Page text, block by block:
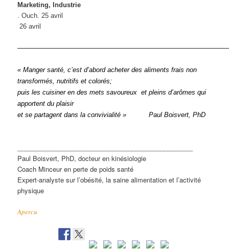
Marketing, Industrie
. Ouch. 25 avril
26 avril
« Manger santé, c’est d’abord acheter des aliments frais non
transformés, nutritifs et colorés;
puis les cuisiner en des mets savoureux et pleins d’arômes qui
apportent du plaisir
et se partagent dans la convivialité » Paul Boisvert, PhD
Paul Boisvert, PhD, docteur en kinésiologie
Coach Minceur en perte de poids santé
Expert-analyste sur l’obésité, la saine alimentation et l’activité
physique
Apercu